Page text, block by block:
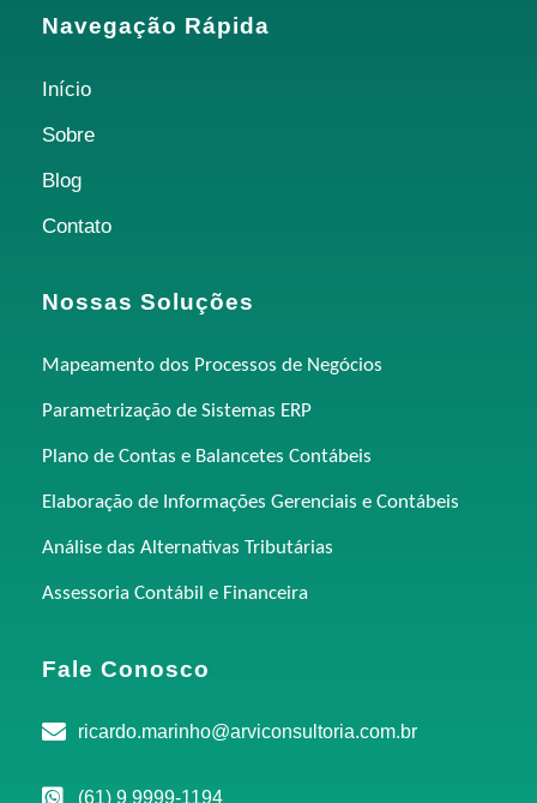
Navegação Rápida
Início
Sobre
Blog
Contato
Nossas Soluções
Mapeamento dos Processos de Negócios
Parametrização de Sistemas ERP
Plano de Contas e Balancetes Contábeis
Elaboração de Informações Gerenciais e Contábeis
Análise das Alternativas Tributárias
Assessoria Contábil e Financeira
Fale Conosco
ricardo.marinho@arviconsultoria.com.br
(61) 9 9999-1194